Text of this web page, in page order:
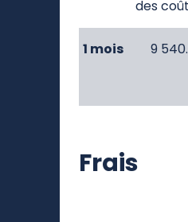
des
1 mois 9
Frais